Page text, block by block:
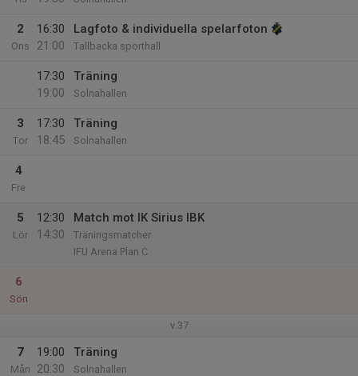
2
Ons
16:30
21:00
Lagfoto & individuella spelarfoton
Tallbacka sporthall
17:30
19:00
Träning
Solnahallen
3
Tor
17:30
18:45
Träning
Solnahallen
4
Fre
5
Lör
12:30
14:30
Match mot IK Sirius IBK
Träningsmatcher
IFU Arena Plan C
6
Sön
v.37
7
Mån
19:00
20:30
Träning
Solnahallen